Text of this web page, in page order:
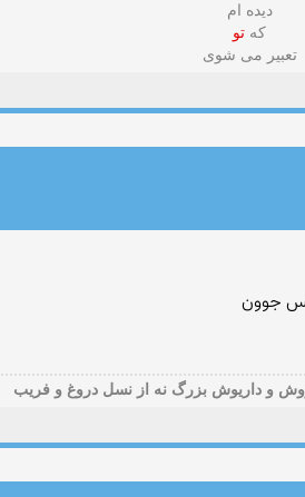
دیده ام
که تو
تعبیر می شوی
و داریوش بزرگ نه از نسل دروغ و فریب